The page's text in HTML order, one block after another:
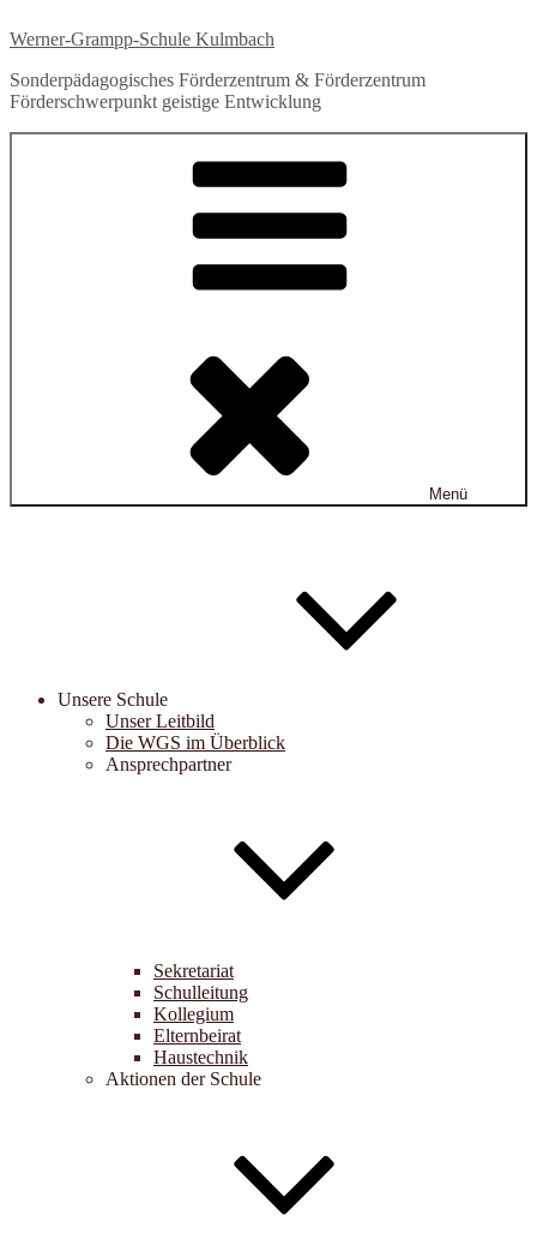
Inhalt
Werner-Grampp-Schule Kulmbach
Sonderpädagogisches Förderzentrum & Förderzentrum
Förderschwerpunkt geistige Entwicklung
Menü
Unsere Schule
Unser Leitbild
Die WGS im Überblick
Ansprechpartner
Sekretariat
Schulleitung
Kollegium
Elternbeirat
Haustechnik
Aktionen der Schule